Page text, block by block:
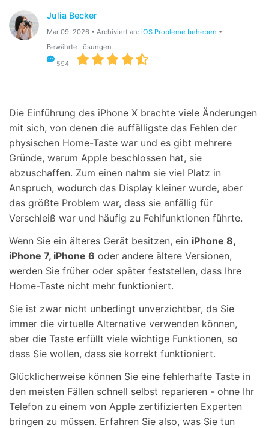
Julia Becker
Mar 09, 2026 • Archiviert an: iOS Probleme beheben •
Bewährte Lösungen
594
Die Einführung des iPhone X brachte viele Änderungen
mit sich, von denen die auffälligste das Fehlen der
physischen Home-Taste war und es gibt mehrere
Gründe, warum Apple beschlossen hat, sie
abzuschaffen. Zum einen nahm sie viel Platz in
Anspruch, wodurch das Display kleiner wurde, aber
das größte Problem war, dass sie anfällig für
Verschleiß war und häufig zu Fehlfunktionen führte.
Wenn Sie ein älteres Gerät besitzen, ein iPhone 8,
iPhone 7, iPhone 6 oder andere ältere Versionen,
werden Sie früher oder später feststellen, dass Ihre
Home-Taste nicht mehr funktioniert.
Sie ist zwar nicht unbedingt unverzichtbar, da Sie
immer die virtuelle Alternative verwenden können,
aber die Taste erfüllt viele wichtige Funktionen, so
dass Sie wollen, dass sie korrekt funktioniert.
Glücklicherweise können Sie eine fehlerhafte Taste in
den meisten Fällen schnell selbst reparieren - ohne Ihr
Telefon zu einem von Apple zertifizierten Experten
bringen zu müssen. Erfahren Sie also, was Sie tun